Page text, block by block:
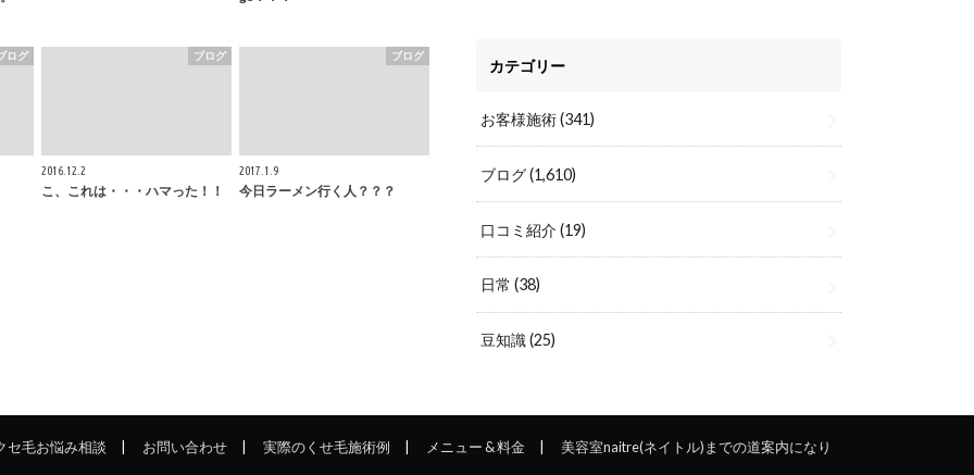
ログ ブログ
2016.12.2
こ、これは・・・ハマった！！
ブログ
2017.1.9
今日ラーメン行く人？？？
カテゴリー
お客様施術(341)
ブログ(1,610)
口コミ紹介(19)
日常(38)
豆知識(25)
セ毛お悩み相談 お問い合わせ 実際のくせ毛施術例 メニュー & 料金 美容室naitre(ネイトル)までの道案内になり